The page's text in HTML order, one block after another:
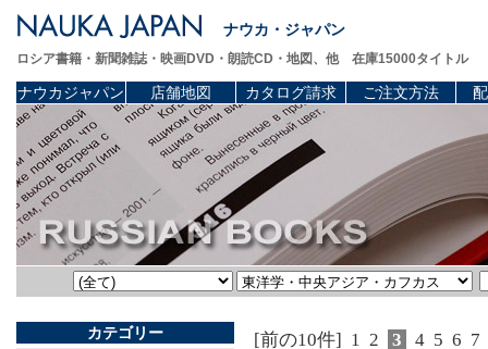
ナウカ・ジャパン
ロシア書籍・新聞雑誌・映画DVD・朗読CD・地図、他 在庫15000タイトル
ナウカジャパン 店舗地図 カタログ請求 ご注文方法
カテゴリー [前の10件] 1 2 3 4 5 6 7